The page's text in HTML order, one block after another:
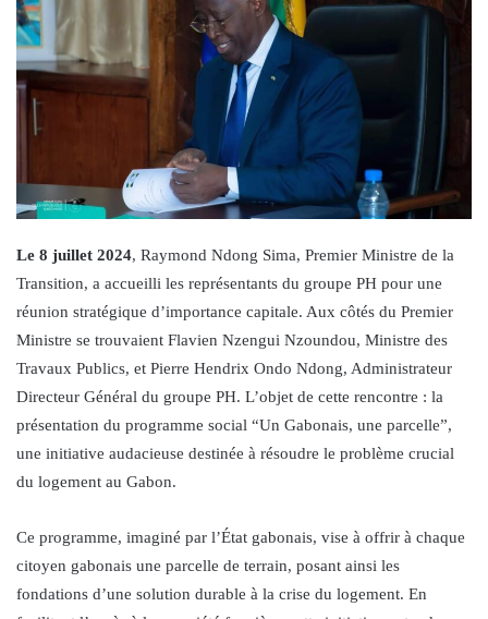
Le 8 juillet 2024, Raymond Ndong Sima, Premier Ministre de la
Transition, a accueilli les représentants du groupe PH pour une
réunion stratégique d’importance capitale. Aux côtés du Premier
Ministre se trouvaient Flavien Nzengui Nzoundou, Ministre des
Travaux Publics, et Pierre Hendrix Ondo Ndong, Administrateur
Directeur Général du groupe PH. L’objet de cette rencontre : la
présentation du programme social “Un Gabonais, une parcelle”,
une initiative audacieuse destinée à résoudre le problème crucial
du logement au Gabon.
Ce programme, imaginé par l’État gabonais, vise à offrir à chaque
citoyen gabonais une parcelle de terrain, posant ainsi les
fondations d’une solution durable à la crise du logement. En